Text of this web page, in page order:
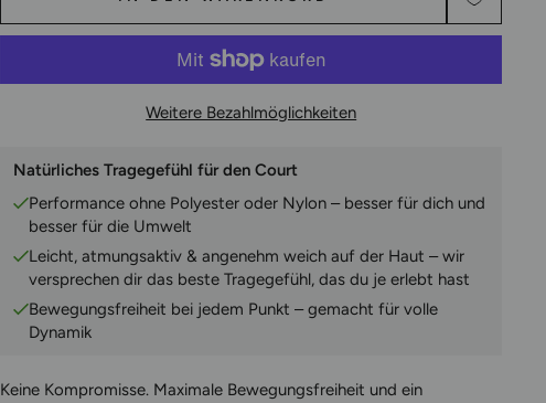
Weitere Bezahlmöglichkeiten
Natürliches Tragegefühl für den Court
Performance ohne Polyester oder Nylon – besser für dich und
besser für die Umwelt
Leicht, atmungsaktiv & angenehm weich auf der Haut – wir
versprechen dir das beste Tragegefühl, das du je erlebt hast
Bewegungsfreiheit bei jedem Punkt – gemacht für volle
Dynamik
Keine Kompromisse. Maximale Bewegungsfreiheit und ein